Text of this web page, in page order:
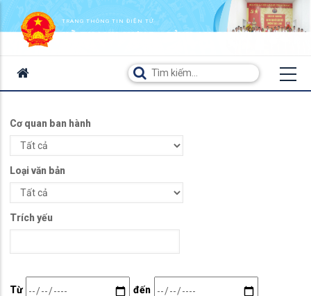
TRANG THÔNG TIN ĐIỆN TỬ
XÃ THẠNH HƯNG - TỈNH AN GIANG
Cơ quan ban hành
Loại văn bản
Trích yếu
Từ đến